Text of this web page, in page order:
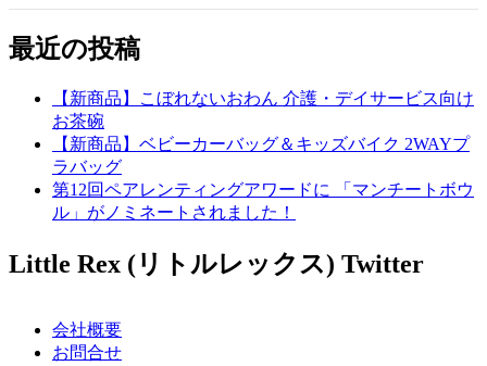
最近の投稿
【新商品】こぼれないおわん 介護・デイサービス向け
お茶碗
【新商品】ベビーカーバッグ＆キッズバイク 2WAYプ
ラバッグ
第12回ペアレンティングアワードに 「マンチートボウ
ル」がノミネートされました！
Little Rex (リトルレックス) Twitter
会社概要
お問合せ